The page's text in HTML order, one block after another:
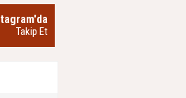
Takip Et